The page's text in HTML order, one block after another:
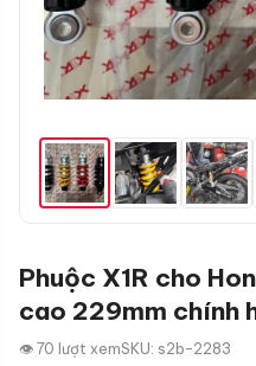
Phuộc X1R cho
cao 229mm chính
👁 70 lượt xemSKU: s2b-2283